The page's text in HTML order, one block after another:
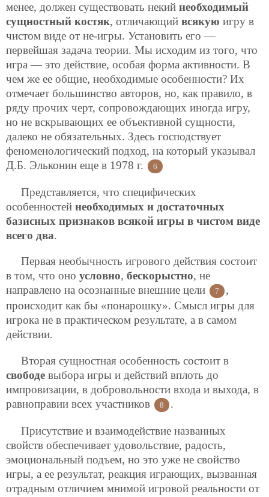
менее, должен существовать некий необходимый
сущностный костяк, отличающий всякую игру в
чистом виде от не-игры. Установить его —
первейшая задача теории. Мы исходим из того, что
игра — это действие, особая форма активности. В
чем же ее общие, необходимые особенности? Их
отмечает большинство авторов, но, как правило, в
ряду прочих черт, сопровождающих иногда игру,
но не вскрывающих ее объективной сущности,
далеко не обязательных. Здесь господствует
феноменологический подход, на который указывал
Д.Б. Эльконин еще в 1978 г.
6
Представляется, что специфических
особенностей необходимых и достаточных
базисных признаков всякой игры в чистом виде
всего два.
Первая необычность игрового действия состоит
в том, что оно условно, бескорыстно, не
направлено на осознанные внешние цели
7
,
происходит как бы «понарошку». Смысл игры для
игрока не в практическом результате, а в самом
действии.
Вторая сущностная особенность состоит в
свободе выбора игры и действий вплоть до
импровизации, в добровольности входа и выхода, в
равноправии всех участников
8 .
Присутствие и взаимодействие названных
свойств обеспечивает удовольствие, радость,
эмоциональный подъем, но это уже не свойство
игры, а ее результат, реакция играющих, вызванная
отрадным отличием мнимой игровой реальности от